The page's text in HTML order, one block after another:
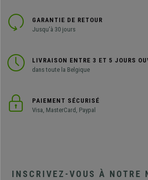
GARANTIE DE RETOUR
Jusqu'à 30 jours
LIVRAISON ENTRE 3 ET 5 JOURS
dans toute la Belgique
PAIEMENT SÉCURISÉ
Visa, MasterCard, Paypal
INSCRIVEZ-VOUS À NOTRE